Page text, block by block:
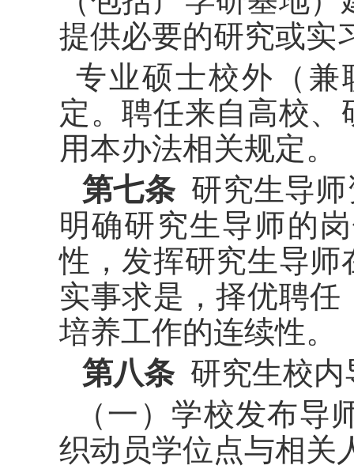
提供必要的研究或实
专业硕士校外（兼
定。聘任来自高校
用本办法相关规定。
第七条研究生导师
明确研究生导师的
性，发挥研究生导
实事求是，择优聘
培养工作的连续性。
第八条 研究生校
（一）学校发布
织动员学位点与相关